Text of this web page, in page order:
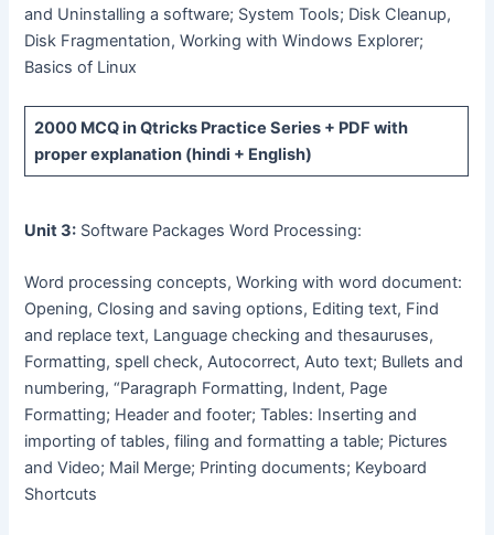
and Uninstalling a software; System Tools; Disk Cleanup,
Disk Fragmentation, Working with Windows Explorer;
Basics of Linux
2000 MCQin Qtricks Practice Series + PDF with
proper explanation (hindi + English)
Unit 3: Software Packages Word Processing:
Word processing concepts, Working with word document:
Opening, Closing and saving options, Editing text, Find
and replace text, Language checking and thesauruses,
Formatting, spell check, Autocorrect, Auto text; Bullets and
numbering, “Paragraph Formatting, Indent, Page
Formatting; Header and footer; Tables: Inserting and
importing of tables, filing and formatting a table; Pictures
and Video; Mail Merge; Printing documents; Keyboard
Shortcuts